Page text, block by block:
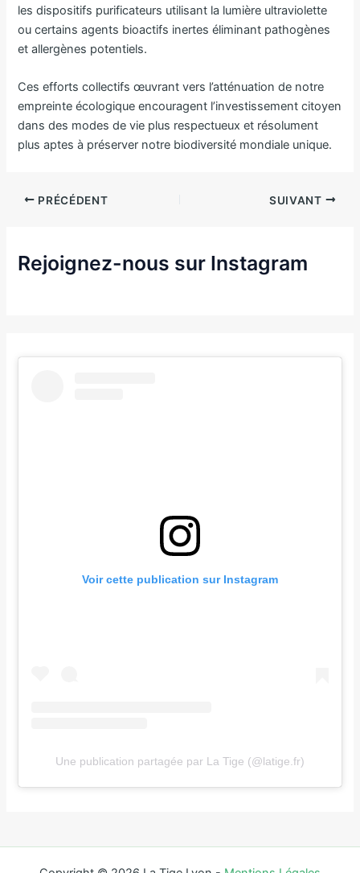
les dispositifs purificateurs utilisant la lumière ultraviolette
ou certains agents bioactifs inertes éliminant pathogènes
et allergènes potentiels.
Ces efforts collectifs œuvrant vers l’atténuation de notre
empreinte écologique encouragent l’investissement citoyen
dans des modes de vie plus respectueux et résolument
plus aptes à préserver notre biodiversité mondiale unique.
PRÉCÉDENT SUIVANT
Rejoignez-nous sur Instagram
Voir cette publication sur Instagram
Une publication partagée par La Tige (@latige.fr)